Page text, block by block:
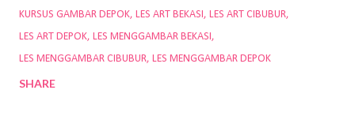
KURSUS GAMBAR DEPOK LES ART BEKASI
LES ART CIBUBUR
LES ART DEPOK LES MENGGAMBAR BEKASI
LES MENGGAMBAR CIBUBUR LES MENGGAMBAR DEPOK
SHARE